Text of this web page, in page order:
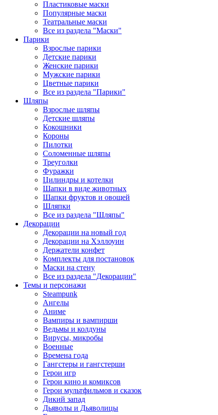
Пластиковые маски
Популярные маски
Театральные маски
Все из раздела "Маски"
Парики
Взрослые парики
Детские парики
Женские парики
Мужские парики
Цветные парики
Все из раздела "Парики"
Шляпы
Взрослые шляпы
Детские шляпы
Кокошники
Короны
Пилотки
Соломенные шляпы
Треуголки
Фуражки
Цилиндры и котелки
Шапки в виде животных
Шапки фруктов и овощей
Шляпки
Все из раздела "Шляпы"
Декорации
Декорации на новый год
Декорации на Хэллоуин
Держатели конфет
Комплекты для постановок
Маски на стену
Все из раздела "Декорации"
Темы и персонажи
Steampunk
Ангелы
Аниме
Вампиры и вампирши
Ведьмы и колдуны
Вирусы, микробы
Военные
Времена года
Гангстеры и гангстерши
Герои игр
Герои кино и комиксов
Герои мультфильмов и сказок
Дикий запад
Дьяволы и Дьяволицы